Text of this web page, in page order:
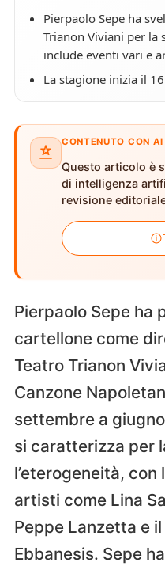
Pierpaolo Sepe ha
Trianon Viviani per la
include eventi vari e
La stagione inizia il
CONTENUTO CON AI
Questo articolo è
di intelligenza
revisione
Pierpaolo Sepe ha
cartellone come
Teatro Trianon
Canzone
settembre a
si caratterizza per
l’eterogeneità,
artisti come Lina
Peppe Lanzetta e
Ebbanesis. Sepe